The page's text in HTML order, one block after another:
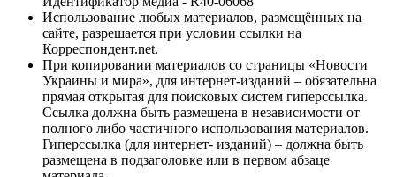
Использование любых материалов, размещённых на
сайте, разрешается при условии ссылки на
Корреспондент.net.
При копировании материалов со страницы «Новости
Украины и мира», для интернет-изданий – обязательна
прямая открытая для поисковых систем гиперссылка.
Ссылка должна быть размещена в независимости от
полного либо частичного использования материалов.
Гиперссылка (для интернет- изданий) – должна быть
размещена в подзаголовке или в первом абзаце